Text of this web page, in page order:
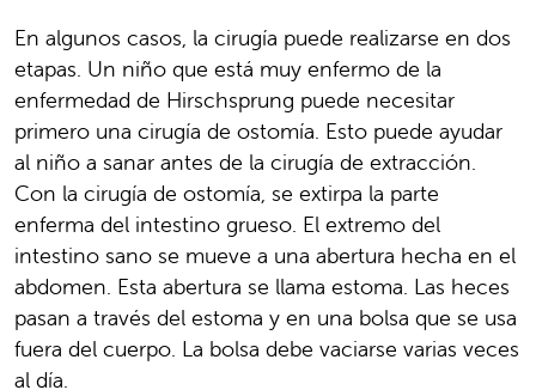
En algunos casos, la cirugía puede realizarse en dos
etapas. Un niño que está muy enfermo de la
enfermedad de Hirschsprung puede necesitar
primero una cirugía de ostomía. Esto puede ayudar
al niño a sanar antes de la cirugía de extracción.
Con la cirugía de ostomía, se extirpa la parte
enferma del intestino grueso. El extremo del
intestino sano se mueve a una abertura hecha en el
abdomen. Esta abertura se llama estoma. Las heces
pasan a través del estoma y en una bolsa que se usa
fuera del cuerpo. La bolsa debe vaciarse varias veces
al día.